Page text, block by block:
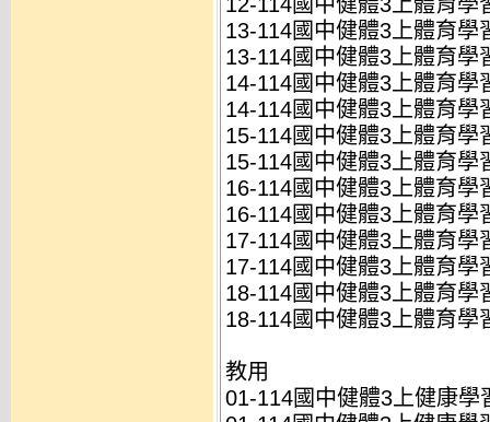
13-114國中健體3上體育學
13-114國中健體3上體育學
14-114國中健體3上體育學
14-114國中健體3上體育學
15-114國中健體3上體育學
15-114國中健體3上體育學
16-114國中健體3上體育學
16-114國中健體3上體育學
17-114國中健體3上體育學
17-114國中健體3上體育學
18-114國中健體3上體育學
18-114國中健體3上體育學
教用
01-114國中健體3上健康學